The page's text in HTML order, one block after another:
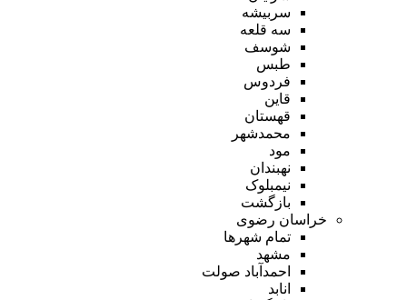
سربیشه
سه قلعه
شوسف
طبس
فردوس
قاین
قهستان
محمدشهر
مود
نهبندان
نیمبلوک
بازگشت
خراسان رضوی
تمام شهر‌ها
مشهد
احمدآباد صولت
انابد